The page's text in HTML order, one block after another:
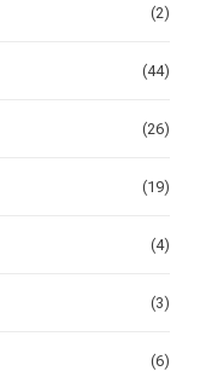
(2)
(44)
(26)
(19)
(4)
(3)
(6)